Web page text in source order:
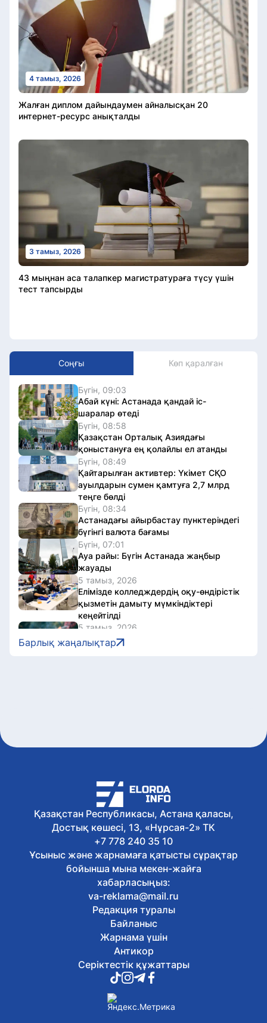
4 тамыз, 2026
Жалған диплом дайындаумен айналысқан 20
интернет-ресурс анықталды
3 тамыз, 2026
43 мыңнан аса талапкер магистратураға түсу үшін
тест тапсырды
Соңғы Көп қаралған
Бүгін, 09:03
Абай күні: Астанада қандай іс-
шаралар өтеді
Бүгін, 08:58
Қазақстан Орталық Азиядағы
қоныстануға ең қолайлы ел атанды
Бүгін, 08:49
Қайтарылған активтер: Үкімет СҚО
ауылдарын сумен қамтуға 2,7 млрд
теңге бөлді
Бүгін, 08:34
Астанадағы айырбастау пунктеріндегі
бүгінгі валюта бағамы
Бүгін, 07:01
Ауа райы: Бүгін Астанада жаңбыр
жауады
5 тамыз, 2026
Елімізде колледждердің оқу-өндірістік
қызметін дамыту мүмкіндіктері
кеңейтілді
5 тамыз, 2026
Бурабайда кәуап пісірген туристерге
айыппұл салынды
5 тамыз, 2026
5 тамыз, 2026
ҚТЖ жүргізушілерді теміржол
өткелдерінде жол ережесін сақтауға
шақырды
5 тамыз, 2026
2027 жылға дейін өңірлерде заманауи
травматологиялық орталықтар
құрылады
5 тамыз, 2026
Судағы қауіпсіздік: мамандар суға
батқан адамға алғашқы көмек көрсету
жолдарын түсіндірді
5 тамыз, 2026
Қазақстанда алкогольсіз сусындар
өндірісінің көлемі 1,6 млрд литрге
5 тамыз, 2026
Мемлекет басшысы шағын және орта
бизнесті қолдауды күшейтуді
тапсырды
Барлық жаңалықтар
Қазақстан Республикасы, Астана қаласы,
Достық көшесі, 13, «Нұрсая-2» ТК
+7 778 240 35 10
Ұсыныс және жарнамаға қатысты сұрақтар
бойынша мына мекен-жайға
хабарласыңыз:
va-reklama@mail.ru
Редакция туралы
Байланыс
Жарнама үшін
Антикор
Серіктестік құжаттары